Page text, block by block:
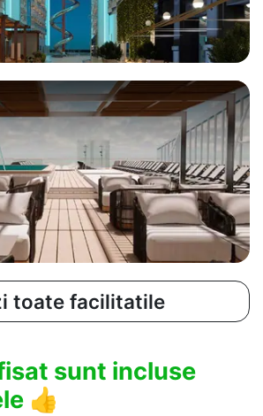
toate facilitatile
sunt incluse
👍